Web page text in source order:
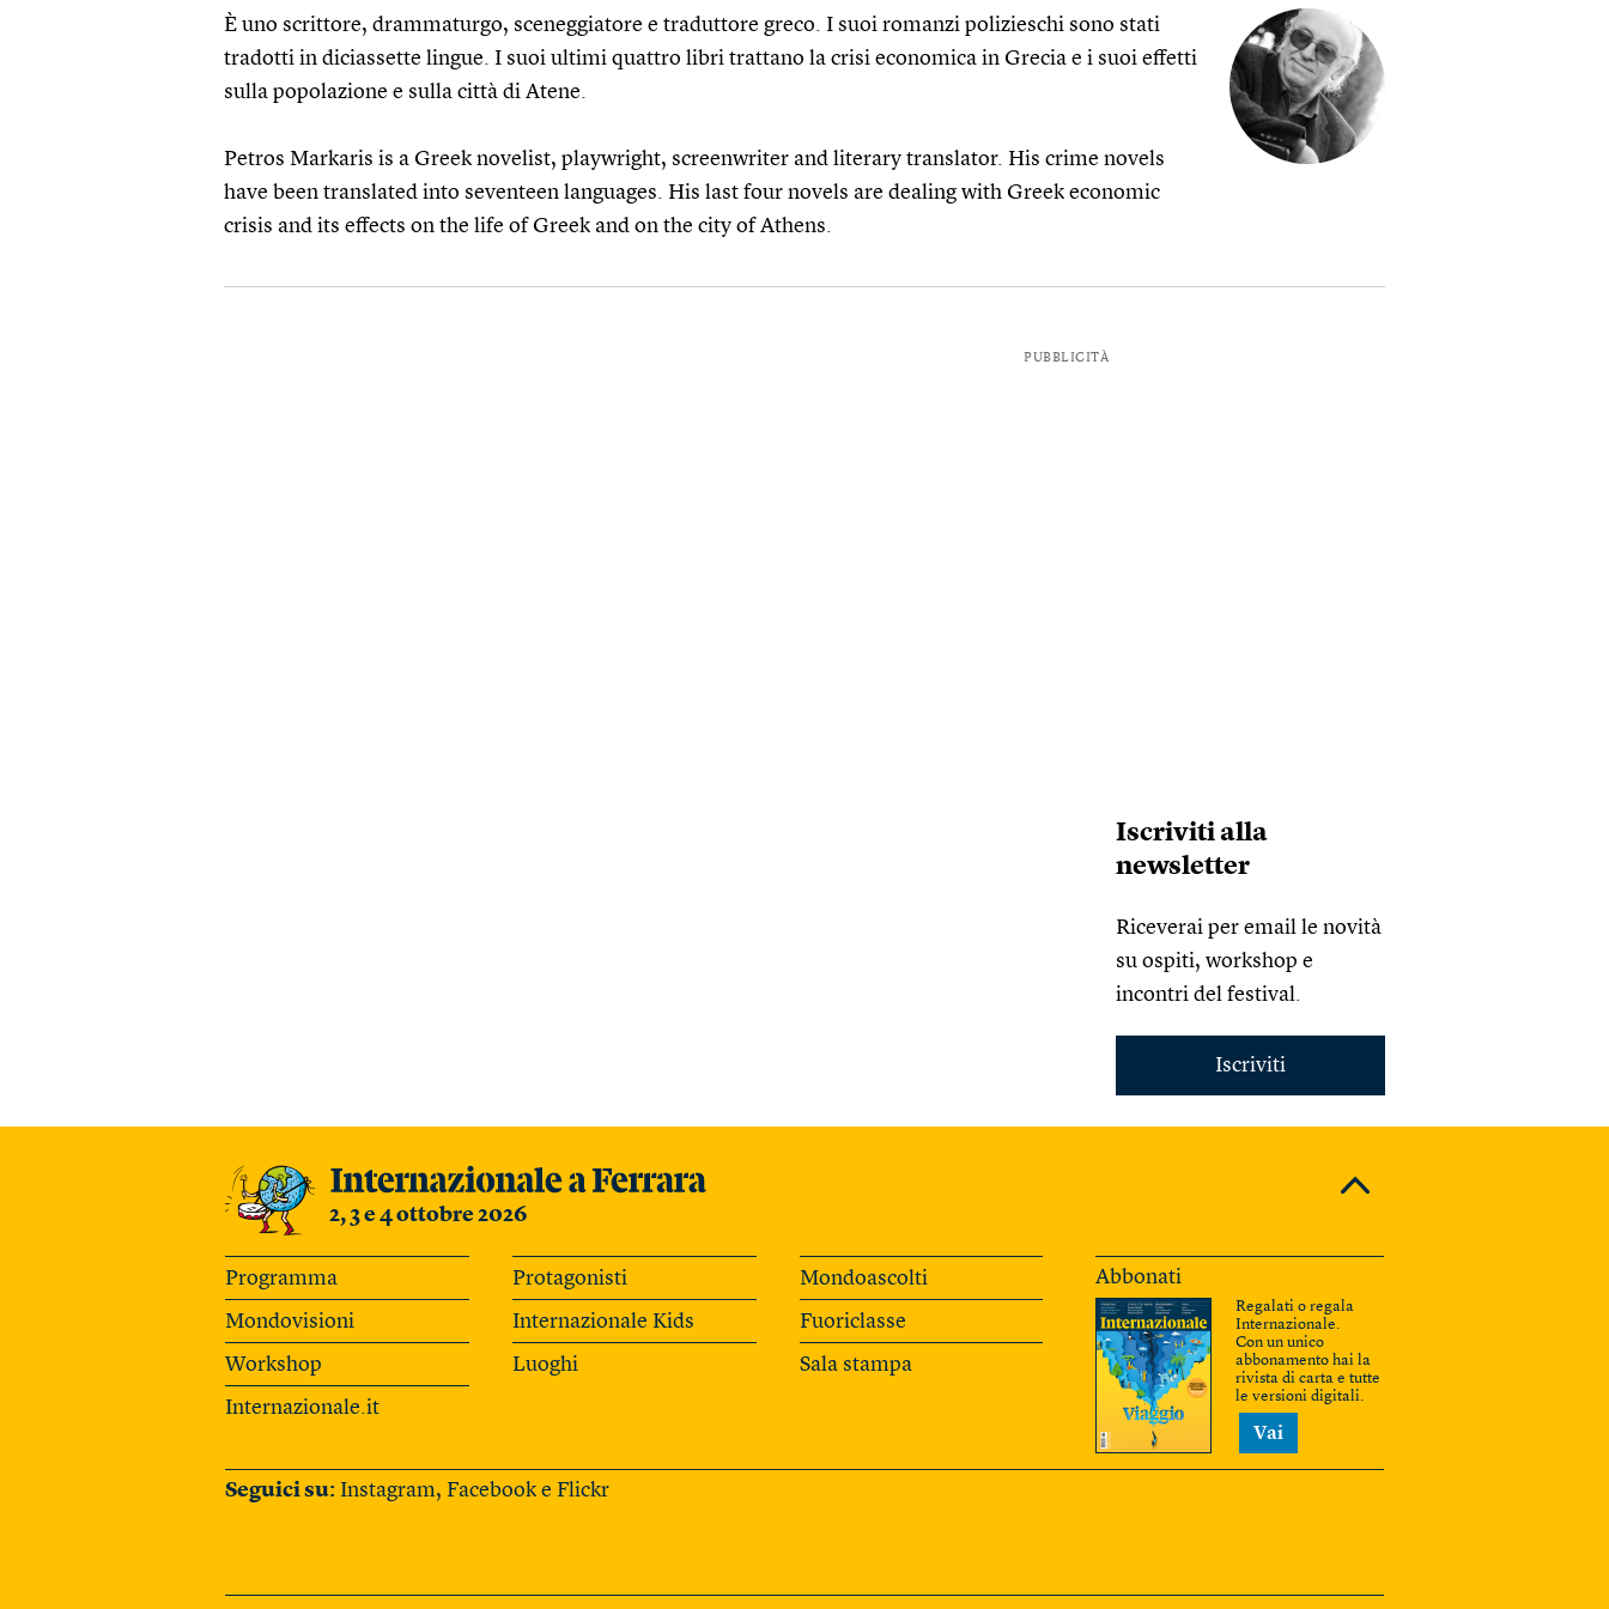
È uno scrittore, drammaturgo, sceneggiatore e traduttore greco. I suoi romanzi polizieschi sono stati
tradotti in diciassette lingue. I suoi ultimi quattro libri trattano la crisi economica in Grecia e i suoi effetti
sulla popolazione e sulla città di Atene.
Petros Markaris is a Greek novelist, playwright, screenwriter and literary translator. His crime novels
have been translated into seventeen languages. His last four novels are dealing with Greek economic
crisis and its effects on the life of Greek and on the city of Athens.
PUBBLICITÀ
Iscriviti alla
newsletter
Riceverai per email le novità
su ospiti, workshop e
incontri del festival.
Iscriviti
2, 3 e 4 ottobre 2026
Programma Protagonisti
Mondoascolti
Mondovisioni
Internazionale Kids
Fuoriclasse
Workshop
Luoghi
Sala stampa
Internazionale.it
Abbonati
Regalati o regala
Internazionale.
Con un unico
abbonamento hai la
rivista di carta e tutte
le versioni digitali.
Vai
Seguici su: Instagram, Facebook e Flickr